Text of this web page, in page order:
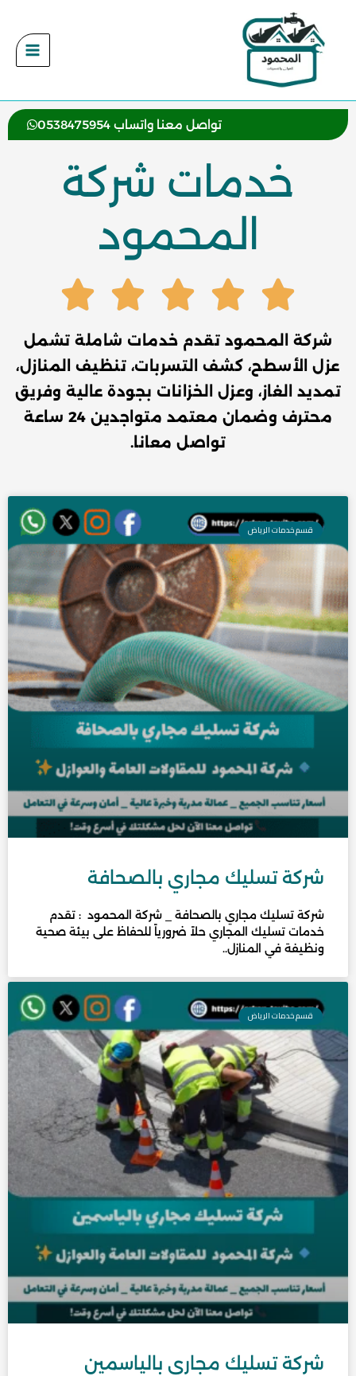
المحتوى
تواصل معنا واتساب 0538475954
خدمات شركة
المحمود
شركة المحمود تقدم خدمات شاملة تشمل
عزل الأسطح، كشف التسربات، تنظيف المنازل،
تمديد الغاز، وعزل الخزانات بجودة عالية وفريق
محترف وضمان معتمد متواجدين 24 ساعة
تواصل معانا.
قسم خدمات الرياض
شركة تسليك مجاري بالصحافة
شركة تسليك مجاري بالصحافة _ شركة المحمود : تقدم
خدمات تسليك المجاري حلاً ضرورياً للحفاظ على بيئة صحية
ونظيفة في المنازل..
قسم خدمات الرياض
شركة تسليك مجاري بالياسمين